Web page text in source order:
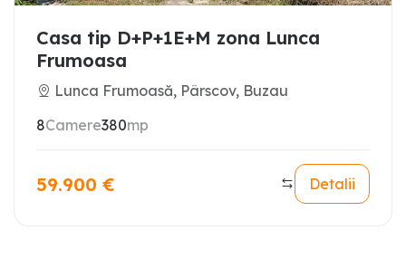
Casa tip D+P+1E+M zona Lunca
Frumoasa
Lunca Frumoasă, Pârscov, Buzau
8Camere380mp
59.900 € Detalii